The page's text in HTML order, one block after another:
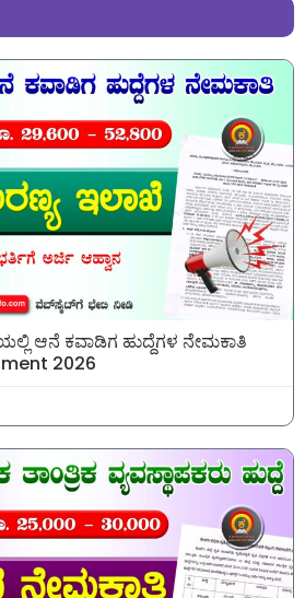
ಆನೆ ಕವಾಡಿಗ ಹುದ್ದೆಗಳ ನೇಮಕಾತಿ
2026